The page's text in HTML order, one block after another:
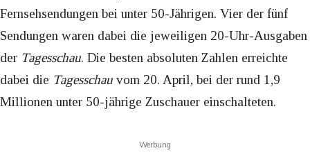
Fernsehsendungen bei unter 50-Jährigen. Vier der fünf
Sendungen waren dabei die jeweiligen 20-Uhr-Ausgaben
der Tagesschau. Die besten absoluten Zahlen erreichte
dabei die Tagesschauvom 20. April, bei der rund 1,9
Millionen unter 50-jährige Zuschauer einschalteten.
Werbung